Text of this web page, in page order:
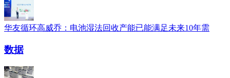
华友循环高威乔：电池湿法回收产能已能满足未来10年需
数据